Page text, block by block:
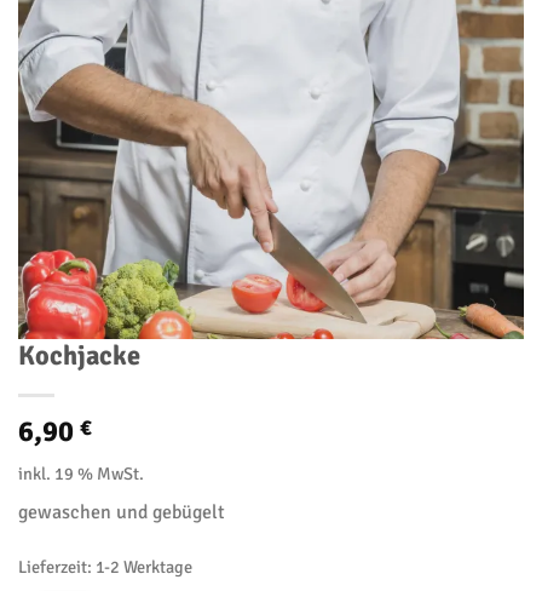
Kochjacke
6,90 €
inkl. 19 % MwSt.
gewaschen und gebügelt
Lieferzeit: 1-2 Werktage